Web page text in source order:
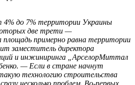
4% до 7% территории Украины
две трети —
площадь примерно равна территории
заместитель директора
и инжиниринга „АрселорМиттал
— Если в стране начнут
технологию строительства
несколько проблем. Во-первых,